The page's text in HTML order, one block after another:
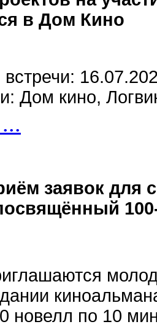
в Дом Кино
Дом кино,
заявок для
новелл по 10